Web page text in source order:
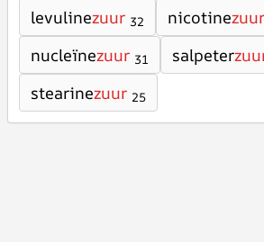
levulinezuur 32 nicotinezuur
nucleïnezuur 31 salpeter
stearinezuur 25